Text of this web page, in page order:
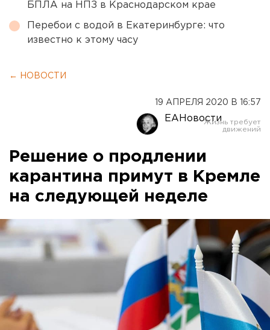
БПЛА на НПЗ в Краснодарском крае
Перебои с водой в Екатеринбурге: что
известно к этому часу
← НОВОСТИ
19 АПРЕЛЯ 2020 В 16:57
ЕАНовости
Решение о продлении
карантина примут в Кремле
на следующей неделе